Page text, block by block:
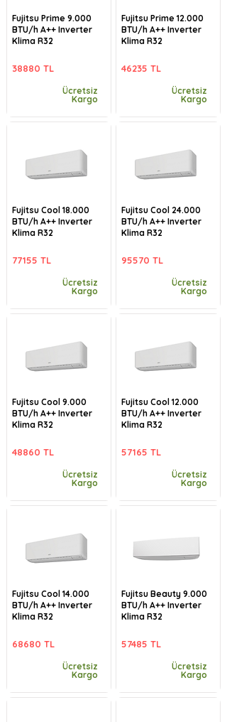
Fujitsu Prime 9.000
BTU/h A++ Inverter
Klima R32
38880 TL
Ücretsiz
Kargo
Fujitsu Cool 18.000
BTU/h A++ Inverter
Klima R32
77155 TL
Ücretsiz
Kargo
Fujitsu Cool 9.000
BTU/h A++ Inverter
Klima R32
48860 TL
Ücretsiz
Kargo
Fujitsu Cool 14.000
BTU/h A++ Inverter
Klima R32
68680 TL
Ücretsiz
Kargo
Fujitsu Prime 12.000
BTU/h A++ Inverter
Klima R32
46235 TL
Ücretsiz
Kargo
Fujitsu Cool 24.000
BTU/h A++ Inverter
Klima R32
95570 TL
Ücretsiz
Kargo
Fujitsu Cool 12.000
BTU/h A++ Inverter
Klima R32
57165 TL
Ücretsiz
Kargo
Fujitsu Beauty 9.000
BTU/h A++ Inverter
Klima R32
57485 TL
Ücretsiz
Kargo